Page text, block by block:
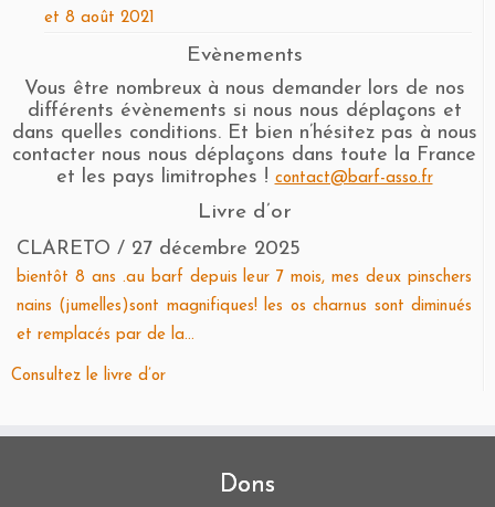
et 8 août 2021
Evènements
Vous être nombreux à nous demander lors de nos
différents évènements si nous nous déplaçons et
dans quelles conditions. Et bien n’hésitez pas à nous
contacter nous nous déplaçons dans toute la France
et les pays limitrophes ! contact@barf-asso.fr
Livre d’or
CLARETO / 27 décembre 2025
bientôt 8 ans .au barf depuis leur 7 mois, mes deux pinschers
nains (jumelles)sont magnifiques! les os charnus sont diminués
et remplacés par de la...
Consultez le livre d’or
Dons